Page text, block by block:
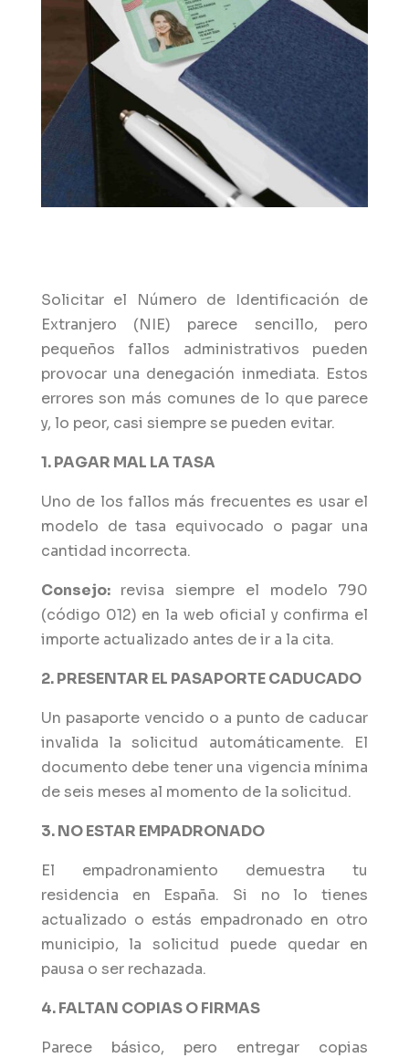
Solicitar el Número de Identificación de
Extranjero (NIE) parece sencillo, pero
pequeños fallos administrativos pueden
provocar una denegación inmediata. Estos
errores son más comunes de lo que parece
y, lo peor, casi siempre se pueden evitar.
1. PAGAR MAL LA TASA
Uno de los fallos más frecuentes es usar el
modelo de tasa equivocado o pagar una
cantidad incorrecta.
Consejo:revisa siempre el modelo 790
(código 012) en la web oficial y confirma el
importe actualizado antes de ir a la cita.
2. PRESENTAR EL PASAPORTE CADUCADO
Un pasaporte vencido o a punto de caducar
invalida la solicitud automáticamente. El
documento debe tener una vigencia mínima
de seis meses al momento de la solicitud.
3. NO ESTAR EMPADRONADO
El empadronamiento demuestra tu
residencia en España. Si no lo tienes
actualizado o estás empadronado en otro
municipio, la solicitud puede quedar en
pausa o ser rechazada.
4. FALTAN COPIAS O FIRMAS
Parece básico, pero entregar copias